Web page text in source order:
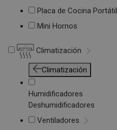
Placa de Cocina Portátil
Mini Hornos
Climatización
Climatización
Humidificadores
Deshumidificadores
Ventiladores